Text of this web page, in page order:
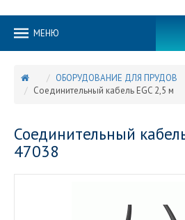
MEНЮ
ОБОРУДОВАНИЕ ДЛЯ ПРУДОВ
Соединительный кабель EGC 2,5 м
Соединительный
47038